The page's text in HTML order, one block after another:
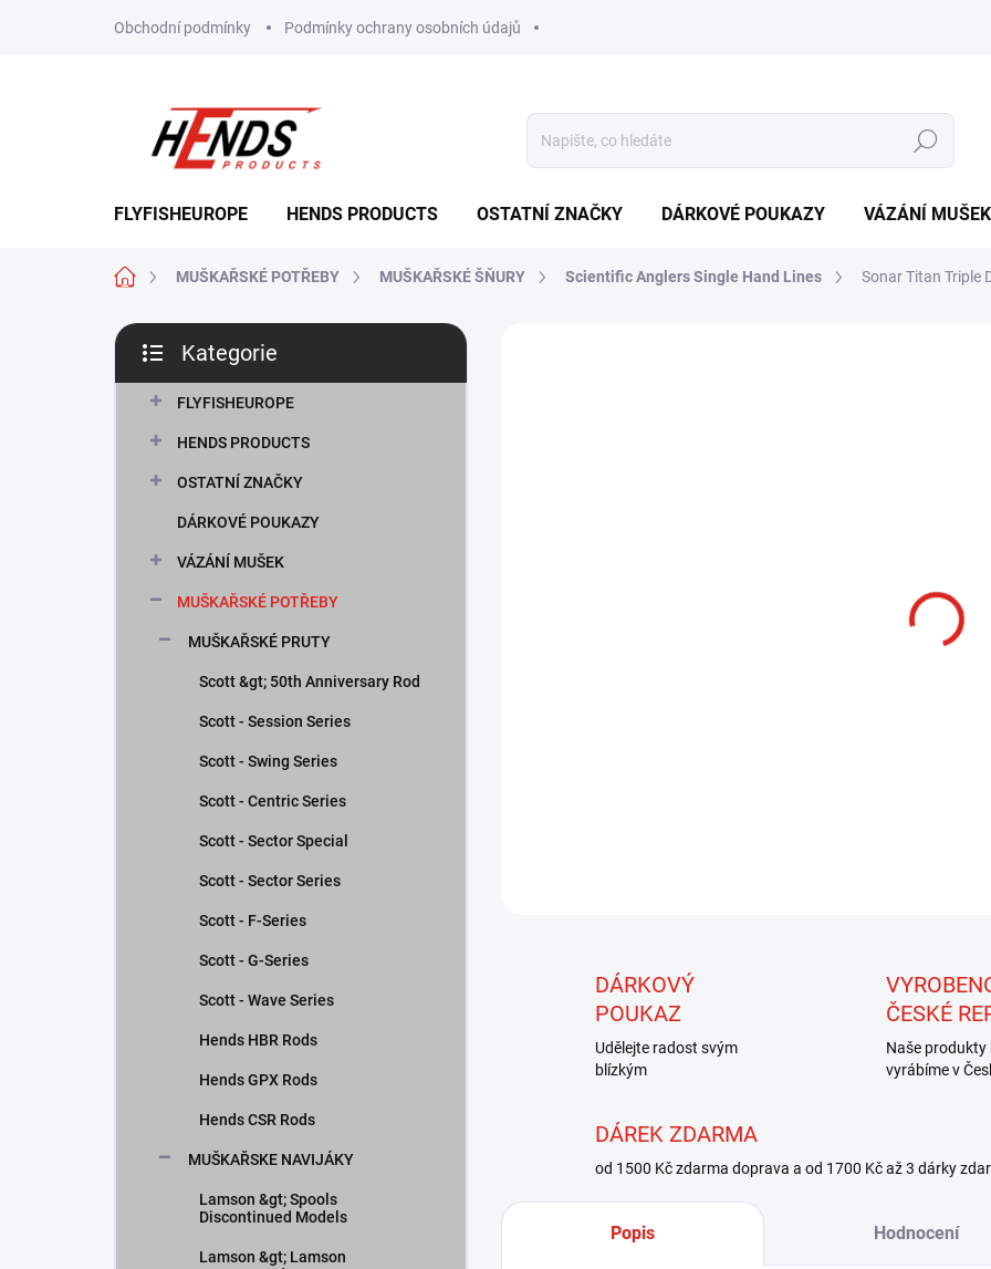
Obchodní podmínky Podmínky ochrany osobních údajů
Hledat
FLYFISHEUROPE HENDS PRODUCTS OSTATNÍ ZNAČKY DÁRKOVÉ POUKAZY VÁZÁNÍ MUŠEK
Domů MUŠKAŘSKÉ POTŘEBY MUŠKAŘSKÉ ŠŇURY Scientific Anglers Single Hand Lines Sonar Titan Triple
P
s
kategorie
Kategorie
FLYFISHEUROPE
HENDS PRODUCTS
OSTATNÍ ZNAČKY
DÁRKOVÉ POUKAZY
VÁZÁNÍ MUŠEK
MUŠKAŘSKÉ POTŘEBY
MUŠKAŘSKÉ PRUTY
Scott &gt; 50th Anniversary Rod
Scott - Session Series
Scott - Swing Series
Scott - Centric Series
Scott - Sector Special
Scott - Sector Series
Scott - F-Series
Scott - G-Series
Scott - Wave Series
Hends HBR Rods
Hends GPX Rods
Hends CSR Rods
MUŠKAŘSKE NAVIJÁKY
Lamson &gt; Spools
Discontinued Models
Lamson &gt; Lamson
DÁRKOVÝ
POUKAZ
Udělejte radost svým
blízkým
ČESKÉ
Naše produkty
vyrábíme v
DÁREK ZDARMA
od 1500 Kč zdarma doprava a od 1700 Kč až 3 dárky
Popis Hodnocení